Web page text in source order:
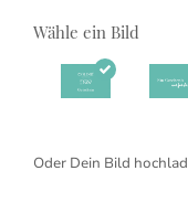
Wähle ein Bild
Oder Dein Bild